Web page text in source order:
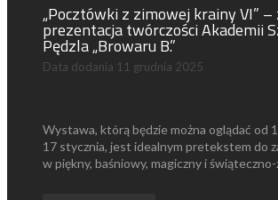
„Pocztówki z zimowej krainy VI”
prezentacja twórczości Akademii
Pędzla „Browaru B.”
Data dodania 11 grudnia 2025
Wystawa, którą będzie można oglądać od
17 stycznia, jest idealnym pretekstem do
w piękny, baśniowy, magiczny i